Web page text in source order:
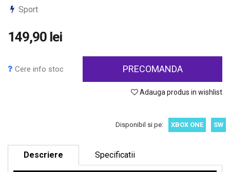
Sport
149,90 lei
Cere info stoc PRECOMANDA
Adauga produs in wishlist
Disponibil si pe: XBOX ONE SW
Descriere Specificatii